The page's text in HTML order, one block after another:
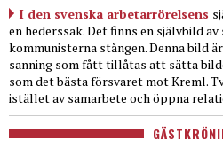
I den svenska arbetarrörelsens
en hederssak. Det finns en självbild
kommunisterna stången. Denna bild
sanning som fått tillåtas att sätta
som det bästa försvaret mot Kreml.
istället av samarbete och öppna